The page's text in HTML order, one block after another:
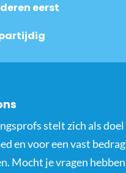
eerst
stelt zich als
en voor een vast
Mocht je vragen